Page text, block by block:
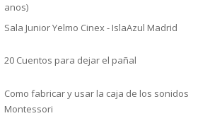
anos)
Sala Junior Yelmo Cinex - IslaAzul Madrid
20 Cuentos para dejar el pañal
Como fabricar y usar la caja de los sonidos
Montessori